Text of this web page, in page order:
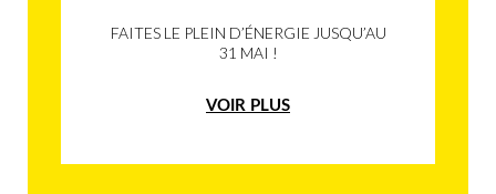
FAITES LE PLEIN D’ÉNERGIE JUSQU’AU
31 MAI !
VOIR PLUS